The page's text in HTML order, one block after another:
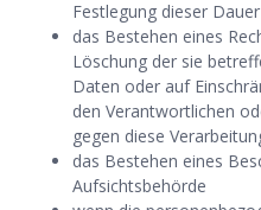
Festlegung dieser Dauer
das Bestehen eines
Löschung der sie
Daten oder auf
den Verantwortlichen
gegen diese
das Bestehen eines
Aufsichtsbehörde